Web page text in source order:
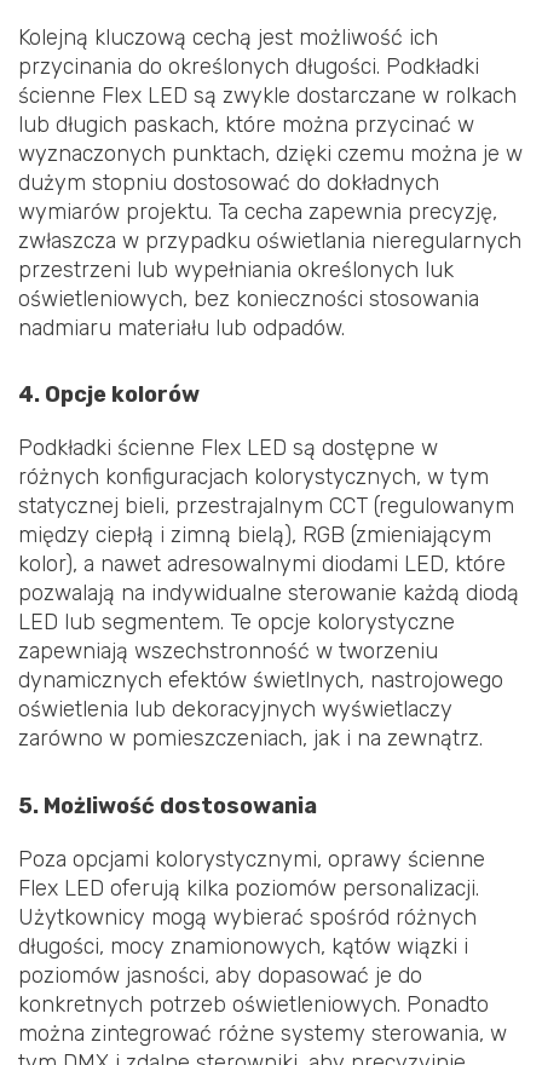
Kolejną kluczową cechą jest możliwość ich
przycinania do określonych długości. Podkładki
ścienne Flex LED są zwykle dostarczane w rolkach
lub długich paskach, które można przycinać w
wyznaczonych punktach, dzięki czemu można je w
dużym stopniu dostosować do dokładnych
wymiarów projektu. Ta cecha zapewnia precyzję,
zwłaszcza w przypadku oświetlania nieregularnych
przestrzeni lub wypełniania określonych luk
oświetleniowych, bez konieczności stosowania
nadmiaru materiału lub odpadów.
4. Opcje kolorów
Podkładki ścienne Flex LED są dostępne w
różnych konfiguracjach kolorystycznych, w tym
statycznej bieli, przestrajalnym CCT (regulowanym
między ciepłą i zimną bielą), RGB (zmieniającym
kolor), a nawet adresowalnymi diodami LED, które
pozwalają na indywidualne sterowanie każdą diodą
LED lub segmentem. Te opcje kolorystyczne
zapewniają wszechstronność w tworzeniu
dynamicznych efektów świetlnych, nastrojowego
oświetlenia lub dekoracyjnych wyświetlaczy
zarówno w pomieszczeniach, jak i na zewnątrz.
5. Możliwość dostosowania
Poza opcjami kolorystycznymi, oprawy ścienne
Flex LED oferują kilka poziomów personalizacji.
Użytkownicy mogą wybierać spośród różnych
długości, mocy znamionowych, kątów wiązki i
poziomów jasności, aby dopasować je do
konkretnych potrzeb oświetleniowych. Ponadto
można zintegrować różne systemy sterowania, w